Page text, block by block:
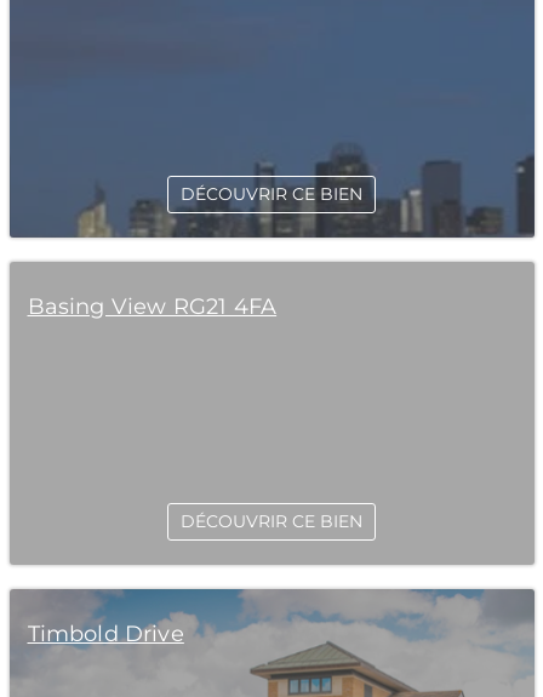
DÉCOUVRIR CE BIEN
Basing View RG21 4FA
DÉCOUVRIR CE BIEN
Timbold Drive